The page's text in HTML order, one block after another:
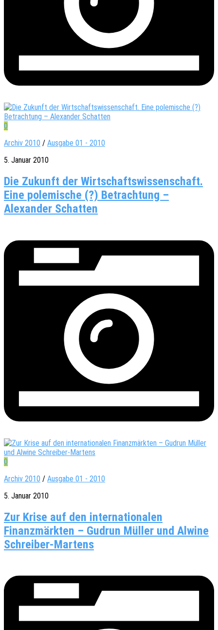
0
Archiv 2010 / Ausgabe 01 - 2010
5. Januar 2010
Die Zukunft der Wirtschaftswissenschaft.
Eine polemische (?) Betrachtung –
Alexander Schatten
0
Archiv 2010 / Ausgabe 01 - 2010
5. Januar 2010
Zur Krise auf den internationalen
Finanzmärkten – Gudrun Müller und Alwine
Schreiber-Martens